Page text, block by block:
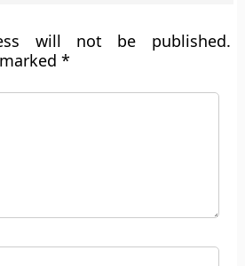
will not be published.
*